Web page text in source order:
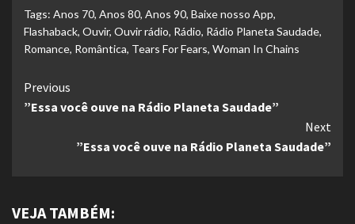
Tags: Anos 70, Anos 80, Anos 90, Baixe nosso App,
Flashaback, Ouvir, Ouvir rádio, Rádio, Rádio Planeta Saudade,
Romance, Romântica, Tears For Fears, Woman In Chains
Continue
Reading
Previous
”Essa você ouve na Rádio Planeta Saudade”
Next
”Essa você ouve na Rádio Planeta Saudade”
VEJA TAMBÉM: